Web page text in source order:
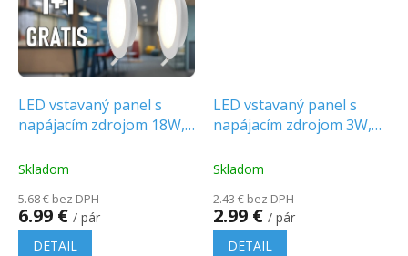
LED vstavaný panel s
napájacím zdrojom 18W,
zadarmo!
Skladom
5.68 € bez DPH
6.99 € / pár
DETAIL
LED vstavaný panel s
napájacím zdrojom 3W,
zadarmo!
Skladom
2.43 € bez DPH
2.99 € / pár
DETAIL